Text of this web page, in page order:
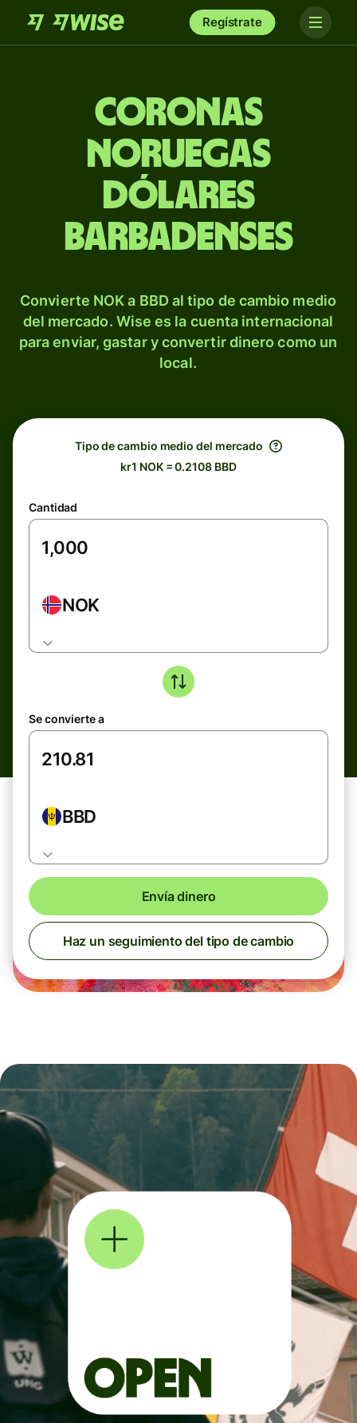
Regístrate
Coronas
noruegas
dólares
barbadenses
Convierte NOK a BBD al tipo de cambio medio
del mercado. Wise es la cuenta internacional
para enviar, gastar y convertir dinero como un
local.
Tipo de cambio medio del mercado
kr1 NOK = 0.2108 BBD
Cantidad
NOK
Se convierte a
BBD
Envía dinero
Haz un seguimiento del tipo de cambio